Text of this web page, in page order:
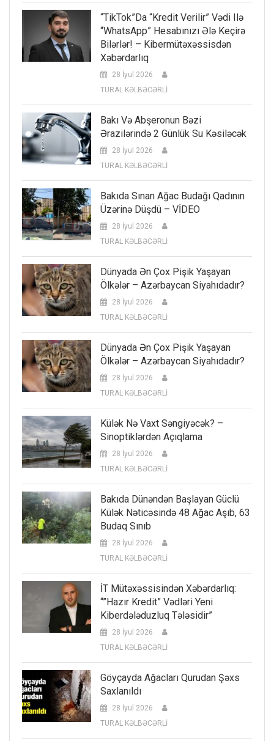
“TikTok”da “kredit Verilir” Vədi Ilə
“WhatsApp” Hesabınızı Ələ Keçirə
Bilərlər! – Kibermütəxəssisdən
Xəbərdarlıq
28 İyul 2026
TURAL KƏLBƏCƏRLİ
Bakı Və Abşeronun Bəzi
Ərazilərində 2 Günlük Su Kəsiləcək
28 İyul 2026
TURAL KƏLBƏCƏRLİ
Bakıda Sınan Ağac Budağı Qadının
Üzərinə Düşdü – VİDEO
28 İyul 2026
TURAL KƏLBƏCƏRLİ
Dünyada Ən Çox Pişik Yaşayan
Ölkələr – Azərbaycan Siyahıdadır?
28 İyul 2026
TURAL KƏLBƏCƏRLİ
Dünyada Ən Çox Pişik Yaşayan
Ölkələr – Azərbaycan Siyahıdadır?
28 İyul 2026
TURAL KƏLBƏCƏRLİ
Külək Nə Vaxt Səngiyəcək? –
Sinoptiklərdən Açıqlama
28 İyul 2026
TURAL KƏLBƏCƏRLİ
Bakıda Dünəndən Başlayan Güclü
Külək Nəticəsində 48 Ağac Aşıb, 63
Budaq Sınıb
28 İyul 2026
TURAL KƏLBƏCƏRLİ
İT Mütəxəssisindən Xəbərdarlıq:
“”Hazır Kredit” Vədləri Yeni
Kiberdələduzluq Tələsidir”
28 İyul 2026
TURAL KƏLBƏCƏRLİ
Göyçayda Ağacları Qurudan Şəxs
Saxlanıldı
28 İyul 2026
TURAL KƏLBƏCƏRLİ